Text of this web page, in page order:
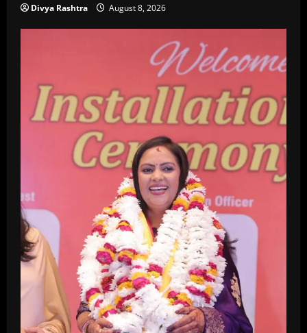
Divya Rashtra August 8, 2026